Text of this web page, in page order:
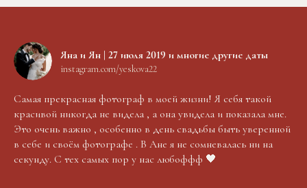
Яна и Ян | 27 июля 2019 и многие другие даты
instagram.com/yeskova22
Самая прекрасная фотограф в моей жизни! Я себя такой
красивой никогда не видела , а она увидела и показала мне.
Это очень важно , особенно в день свадьбы быть уверенной
в себе и своём фотографе . В Ане я не сомневалась ни на
секунду. С тех самых пор у нас любоффф 🖤